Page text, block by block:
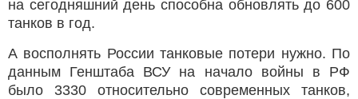
на сегодняшний день способна обновлять до 600
танков в год.
А восполнять России танковые потери нужно. По
данным Генштаба ВСУ на начало войны в РФ
было 3330 относительно современных танков,